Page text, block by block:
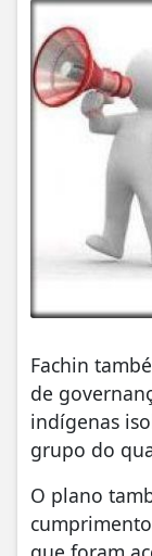
Fachin
de
indígenas
grupo do
O plano